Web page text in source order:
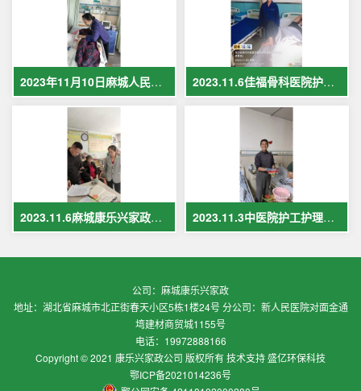
2023年11月10日麻城人民医院护工在岗护理病人现场照片 2023.11.6佳福骨科医院护工护理病人
2023.11.6麻城康乐兴家政保姆案例 2023.11.3中医院护工护理案例
公司：麻城康乐兴家政
地址：湖北省麻城市北正街春天小区5栋1楼24号 分公司：新人民医院对面金通
塆建材商贸城1155号
电话：19972888166
Copyright © 2021 康乐兴家政公司 版权所有 技术支持 盛亿环保科技
鄂ICP备2021014236号